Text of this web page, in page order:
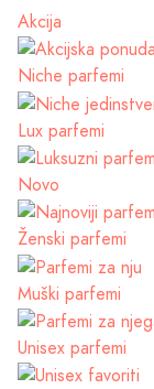
Akcija
Niche parfemi
Lux parfemi
Novo
Ženski parfemi
Muški parfemi
Unisex parfemi